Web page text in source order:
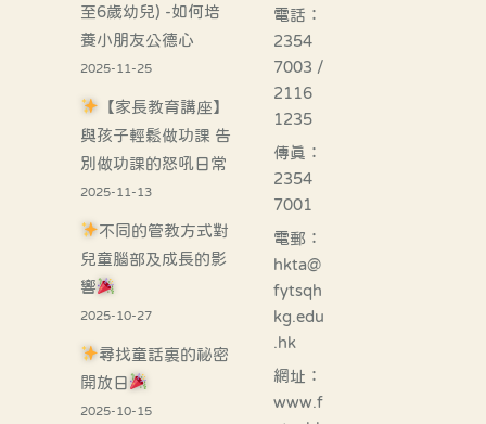
至6歲幼兒) -如何培
養小朋友公德心
2025-11-25
【家長教育講座】
與孩子輕鬆做功課 告
別做功課的怒吼日常
2025-11-13
不同的管教方式對
兒童腦部及成長的影
響
2025-10-27
尋找童話裏的祕密
開放日
2025-10-15
電話：
2354
7003 /
2116
1235
傳真：
2354
7001
電郵：
hkta@
fytsqh
kg.edu
.hk
網址：
www.f